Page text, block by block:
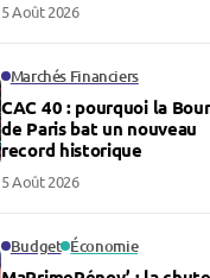
5 Août 2026
Marchés Financiers
CAC 40 : pourquoi la
de Paris bat un nouveau
record historique
5 Août 2026
Budget Économie